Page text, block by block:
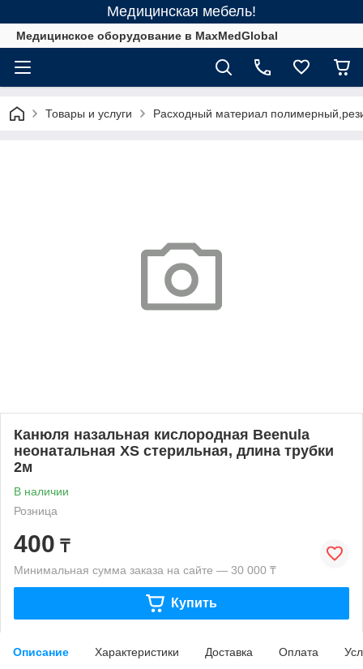
Медицинская мебель!
Медицинское оборудование в MaxMedGlobal
Товары и услуги Расходный материал
Канюля назальная кислородная Beenula
неонатальная XS стерильная, длина трубки
2м
В наличии
Розница
400 ₸
Минимальная сумма заказа на сайте — 30 000 ₸
Купить
Описание Характеристики Доставка Оплата